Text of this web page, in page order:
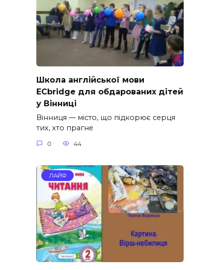
Школа англійської мови
ECbridge для обдарованих дітей
у Вінниці
Вінниця — місто, що підкорює серця
тих, хто прагне
0 44
ЛАЙФ